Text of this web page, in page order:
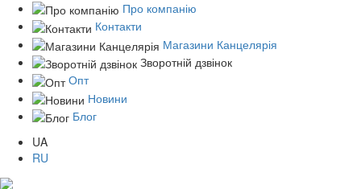
Про компанію
Контакти
Магазини Канцелярія
Зворотній дзвінок
Опт
Новини
Блог
UA
RU